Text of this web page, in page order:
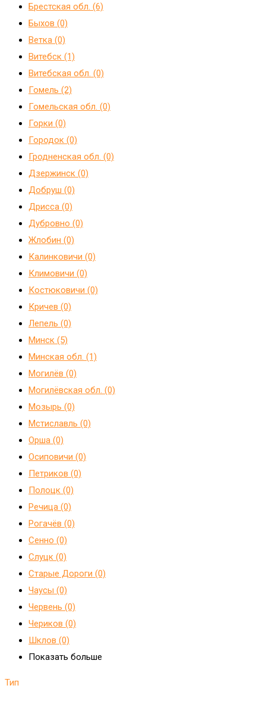
Брестская обл. (6)
Быхов (0)
Ветка (0)
Витебск (1)
Витебская обл. (0)
Гомель (2)
Гомельская обл. (0)
Горки (0)
Городок (0)
Гродненская обл. (0)
Дзержинск (0)
Добруш (0)
Дрисса (0)
Дубровно (0)
Жлобин (0)
Калинковичи (0)
Климовичи (0)
Костюковичи (0)
Кричев (0)
Лепель (0)
Минск (5)
Минская обл. (1)
Могилёв (0)
Могилёвская обл. (0)
Мозырь (0)
Мстиславль (0)
Орша (0)
Осиповичи (0)
Петриков (0)
Полоцк (0)
Речица (0)
Рогачёв (0)
Сенно (0)
Слуцк (0)
Старые Дороги (0)
Чаусы (0)
Червень (0)
Чериков (0)
Шклов (0)
Показать больше
Тип